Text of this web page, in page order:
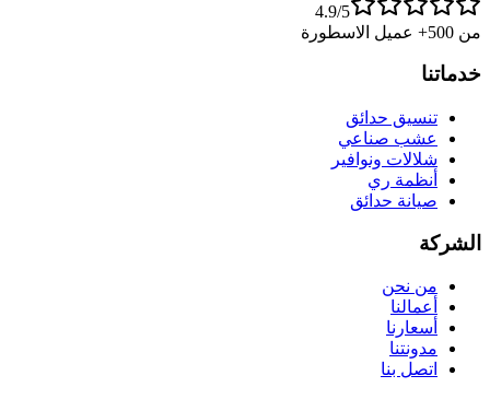
4.9/5
من 500+ عميل الاسطورة
خدماتنا
تنسيق حدائق
عشب صناعي
شلالات ونوافير
أنظمة ري
صيانة حدائق
الشركة
من نحن
أعمالنا
أسعارنا
مدونتنا
اتصل بنا